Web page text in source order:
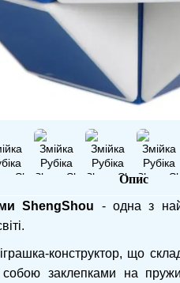
Опис
ShengShou - одна з
конструктор, що
заклепками на